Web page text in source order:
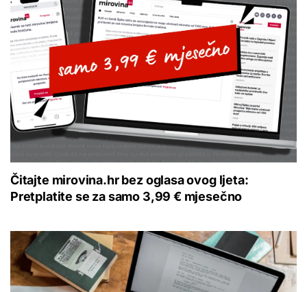
Čitajte mirovina.hr bez oglasa ovog ljeta:
Pretplatite se za samo 3,99 € mjesečno